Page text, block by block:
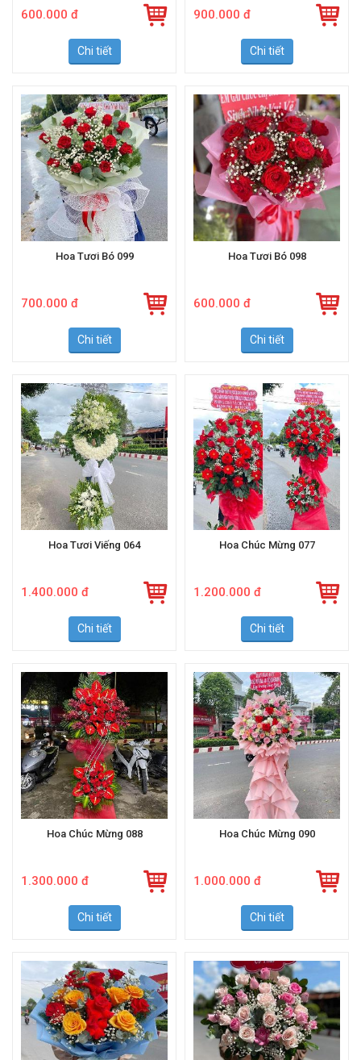
Chi tiết Chi tiết
Chi tiết Chi tiết
Hoa Tươi Viếng 064
Chi tiết
Hoa Chúc Mừng 077
Chi tiết
Hoa Chúc Mừng 088
Chi tiết
Hoa Chúc Mừng 090
Chi tiết